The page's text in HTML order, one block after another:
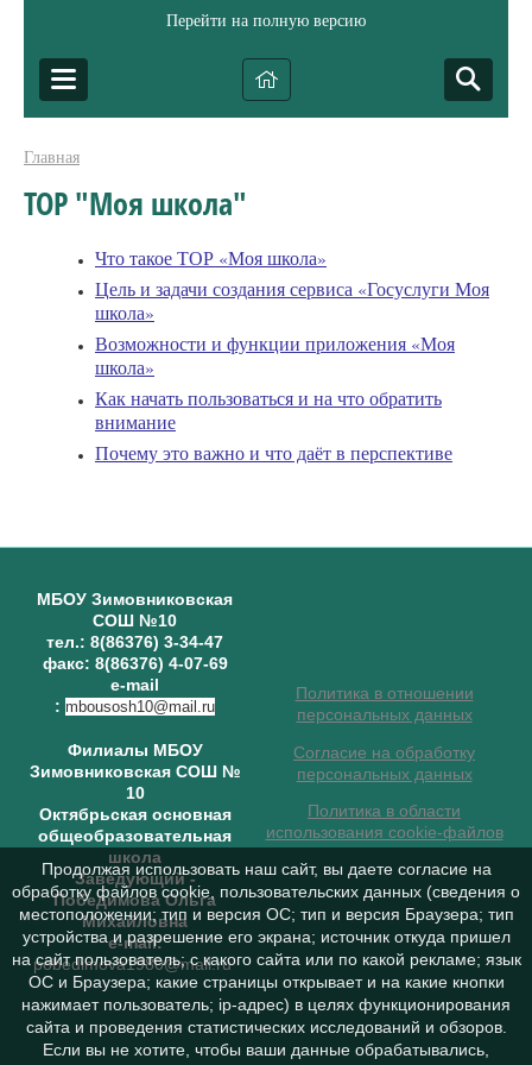
Перейти на полную версию
Главная
ТОР "Моя школа"
Что такое ТОР «Моя школа»
Цель и задачи создания сервиса «Госуслуги Моя
школа»
Возможности и функции приложения «Моя
школа»
Как начать пользоваться и на что обратить
внимание
Почему это важно и что даёт в перспективе
МБОУ Зимовниковская
СОШ №10
тел.: 8(86376) 3-34-47
факс: 8(86376) 4-07-69
e-mail
: mbousosh10@mail.ru
Филиалы МБОУ
Зимовниковская СОШ №
10
Октябрьская основная
общеобразовательная
школа
Заведующий-
Победимова Ольга
Михайловна
e-mail:
pobedimova1980@mail.ru
Политика в отношении
персональных данных
Согласие на обработку
персональных данных
Политика в области
использования cookie-файлов
Продолжая использовать наш сайт, вы даете согласие на
обработку файлов cookie, пользовательских данных (сведения о
местоположении; тип и версия ОС; тип и версия Браузера; тип
устройства и разрешение его экрана; источник откуда пришел
на сайт пользователь; с какого сайта или по какой рекламе; язык
ОС и Браузера; какие страницы открывает и на какие кнопки
нажимает пользователь; ip-адрес) в целях функционирования
сайта и проведения статистических исследований и обзоров.
Если вы не хотите, чтобы ваши данные обрабатывались,